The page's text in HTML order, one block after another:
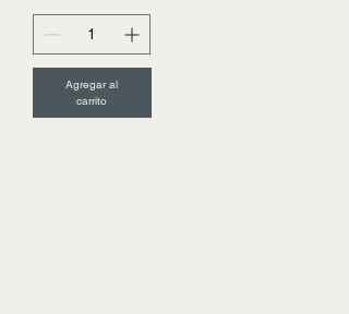
Agregar al
carrito